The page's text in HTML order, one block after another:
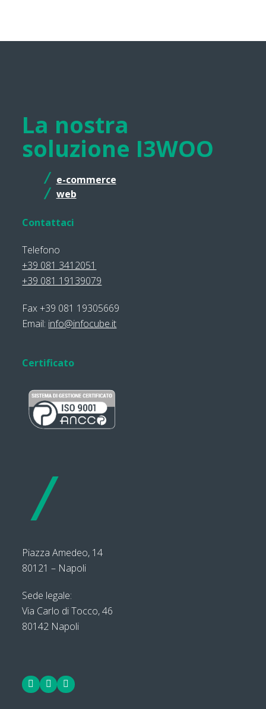
La nostra
soluzione I3WOO
e-commerce
web
Contattaci
Telefono
+39 081 3412051
+39 081 19139079
Fax +39 081 19305669
Email: info@infocube.it
Certificato
Piazza Amedeo, 14
80121 – Napoli
Sede legale:
Via Carlo di Tocco, 46
80142 Napoli
Facebook
LinkedInTwitter